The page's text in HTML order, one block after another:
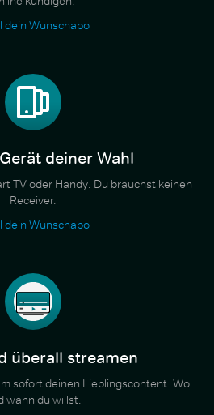
dein Wunschabo
deiner Wahl
TV oder Handy. Du brauchst keinen
Receiver.
dein Wunschabo
überall streamen
sofort deinen Lieblingscontent. Wo
wann du willst.